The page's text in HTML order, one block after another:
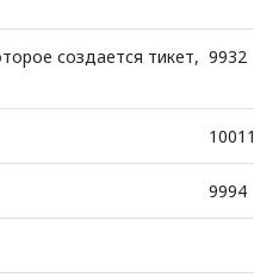
создается тикет, 9932
10011
9994